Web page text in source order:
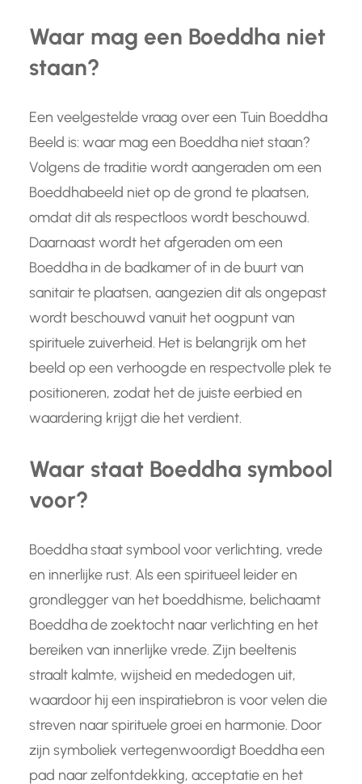
Waar mag een Boeddha niet
staan?
Een veelgestelde vraag over een Tuin Boeddha
Beeld is: waar mag een Boeddha niet staan?
Volgens de traditie wordt aangeraden om een
Boeddhabeeld niet op de grond te plaatsen,
omdat dit als respectloos wordt beschouwd.
Daarnaast wordt het afgeraden om een
Boeddha in de badkamer of in de buurt van
sanitair te plaatsen, aangezien dit als ongepast
wordt beschouwd vanuit het oogpunt van
spirituele zuiverheid. Het is belangrijk om het
beeld op een verhoogde en respectvolle plek te
positioneren, zodat het de juiste eerbied en
waardering krijgt die het verdient.
Waar staat Boeddha symbool
voor?
Boeddha staat symbool voor verlichting, vrede
en innerlijke rust. Als een spiritueel leider en
grondlegger van het boeddhisme, belichaamt
Boeddha de zoektocht naar verlichting en het
bereiken van innerlijke vrede. Zijn beeltenis
straalt kalmte, wijsheid en mededogen uit,
waardoor hij een inspiratiebron is voor velen die
streven naar spirituele groei en harmonie. Door
zijn symboliek vertegenwoordigt Boeddha een
pad naar zelfontdekking, acceptatie en het